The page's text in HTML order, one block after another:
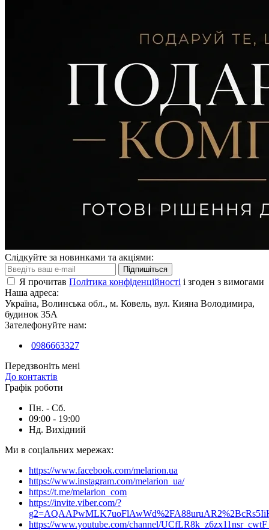
Слідкуйте за новинками та акціями:
Підпишіться
Я прочитав Політика конфіденційності і згоден з вимогами
Наша адреса:
Україна, Волинська обл., м. Ковель, вул. Кияна Володимира,
будинок 35А
Зателефонуйте нам:
0986663327
Передзвоніть мені
До контактів
Графік роботи
Пн. - Сб.
09:00 - 19:00
Нд. Вихідний
Ми в соціальних мережах:
https://www.facebook.com/melarion.ua
https://www.instagram.com/melarion_ua/
https://t.me/melarion_com
https://invite.viber.com/?
https://www.youtube.com/channel/